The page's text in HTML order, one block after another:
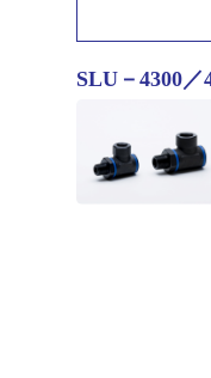
SLU－4300／